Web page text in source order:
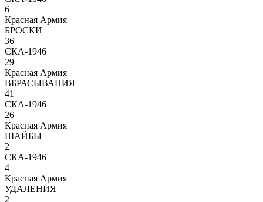
6
Красная Армия
БРОСКИ
36
СКА-1946
29
Красная Армия
ВБРАСЫВАНИЯ
41
СКА-1946
26
Красная Армия
ШАЙБЫ
2
СКА-1946
4
Красная Армия
УДАЛЕНИЯ
2